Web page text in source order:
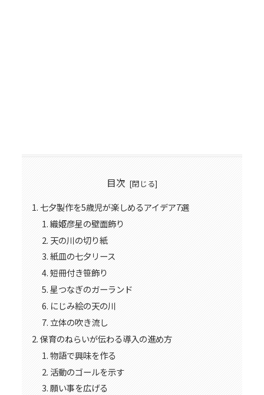
目次
七夕製作を5歳児が楽しめるアイデア7選
織姫彦星の壁面飾り
天の川の切り紙
紙皿の七夕リース
短冊付き笹飾り
星つなぎのガーランド
にじみ絵の天の川
立体の吹き流し
保育のねらいが伝わる導入の進め方
物語で興味を作る
活動のゴールを示す
願い事を広げる